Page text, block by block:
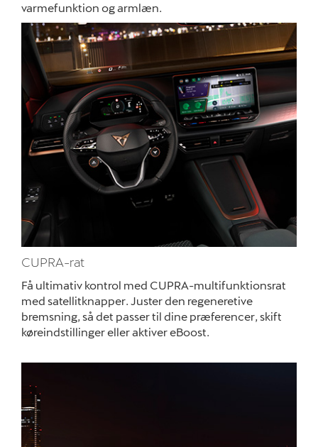
varmefunktion og armlæn.
CUPRA-rat
Få ultimativ kontrol med CUPRA-multifunktionsrat
med satellitknapper. Juster den regeneretive
bremsning, så det passer til dine præferencer, skift
køreindstillinger eller aktiver eBoost.